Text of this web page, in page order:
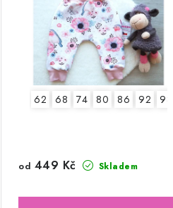
62 68 74 80 86 92 98
Skladem
od 449 Kč